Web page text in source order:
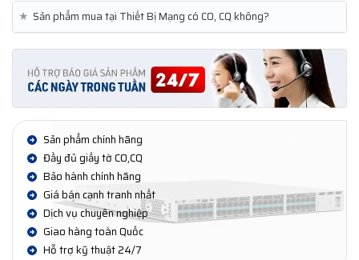
★ Sản phẩm mua tại Thiết Bị Mạng có CO, CQ không?
Sản phẩm chính hãng
Đầy đủ giấy tờ CO,CQ
Bảo hành chính hãng
Giá bán cạnh tranh nhất
Dịch vụ chuyên nghiệp
Giao hàng toàn Quốc
Hỗ trợ kỹ thuật 24/7